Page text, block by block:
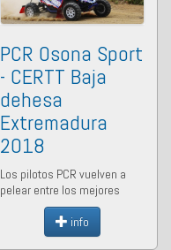
PCR Osona Sport
- CERTT Baja
dehesa
Extremadura
2018
Los pilotos PCR vuelven a
pelear entre los mejores
info